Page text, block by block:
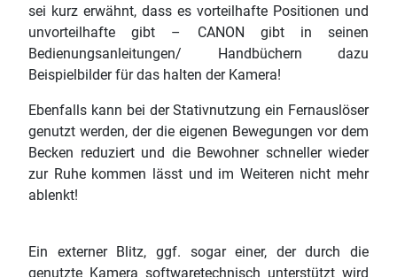
sei kurz erwähnt, dass es vorteilhafte Positionen und
unvorteilhafte gibt – CANON gibt in seinen
Bedienungsanleitungen/ Handbüchern dazu
Beispielbilder für das halten der Kamera!
Ebenfalls kann bei der Stativnutzung ein Fernauslöser
genutzt werden, der die eigenen Bewegungen vor dem
Becken reduziert und die Bewohner schneller wieder
zur Ruhe kommen lässt und im Weiteren nicht mehr
ablenkt!
Ein externer Blitz, ggf. sogar einer, der durch die
genutzte Kamera softwaretechnisch unterstützt wird